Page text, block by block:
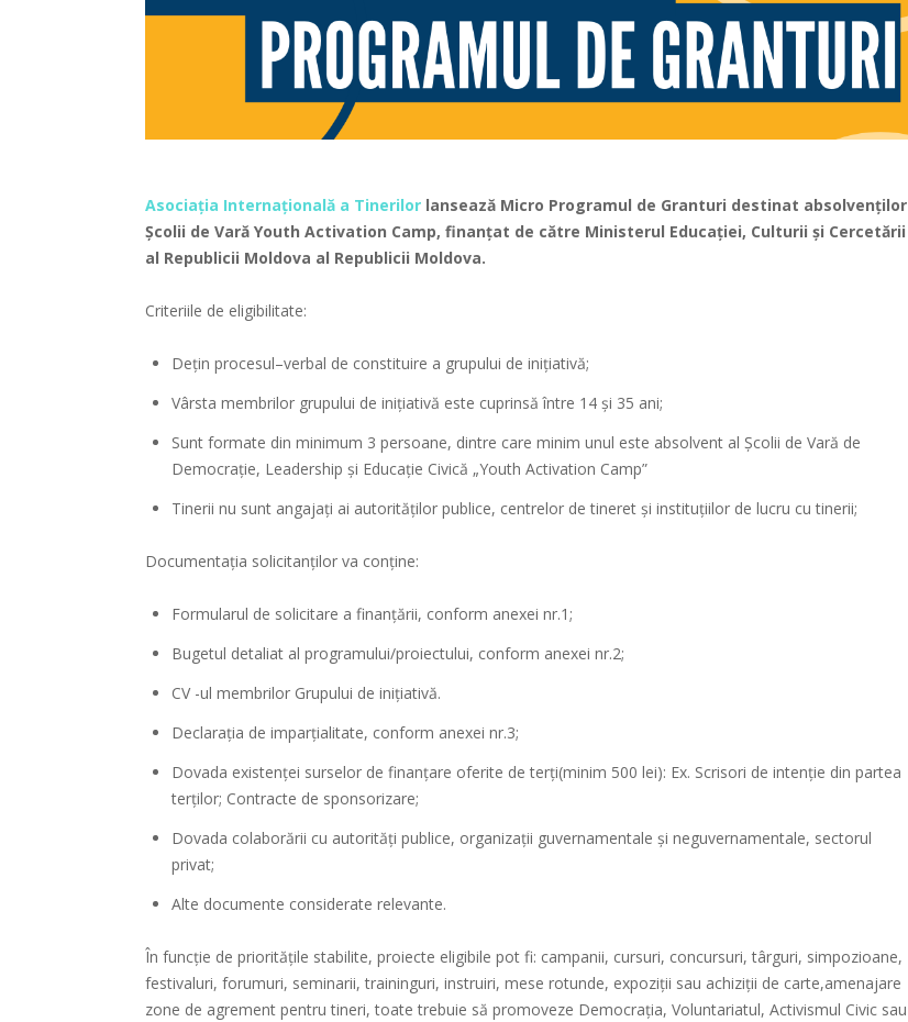
Asociația Internațională a Tinerilor lansează Micro Programul de Granturi destinat absolvenților
Școlii de Vară Youth Activation Camp, finanțat de către Ministerul Educației, Culturii și Cercetării
al Republicii Moldova al Republicii Moldova.
Criteriile de eligibilitate:
Dețin procesul–verbal de constituire a grupului de inițiativă;
Vârsta membrilor grupului de inițiativă este cuprinsă între 14 și 35 ani;
Sunt formate din minimum 3 persoane, dintre care minim unul este absolvent al Școlii de Vară de
Democrație, Leadership și Educație Civică „Youth Activation Camp”
Tinerii nu sunt angajați ai autorităților publice, centrelor de tineret și instituțiilor de lucru cu tinerii;
Documentaţia solicitanţilor va conţine:
Formularul de solicitare a finanţării, conform anexei nr.1;
Bugetul detaliat al programului/proiectului, conform anexei nr.2;
CV -ul membrilor Grupului de inițiativă.
Declaraţia de imparţialitate, conform anexei nr.3;
Dovada existenţei surselor de finanţare oferite de terţi(minim 500 lei): Ex. Scrisori de intenție din partea
terţilor; Contracte de sponsorizare;
Dovada colaborării cu autorităţi publice, organizaţii guvernamentale şi neguvernamentale, sectorul
privat;
Alte documente considerate relevante.
În funcție de prioritățile stabilite, proiecte eligibile pot fi: campanii, cursuri, concursuri, târguri, simpozioane,
festivaluri, forumuri, seminarii, traininguri, instruiri, mese rotunde, expoziții sau achiziții de carte,amenajare
zone de agrement pentru tineri, toate trebuie să promoveze Democrația, Voluntariatul, Activismul Civic sau